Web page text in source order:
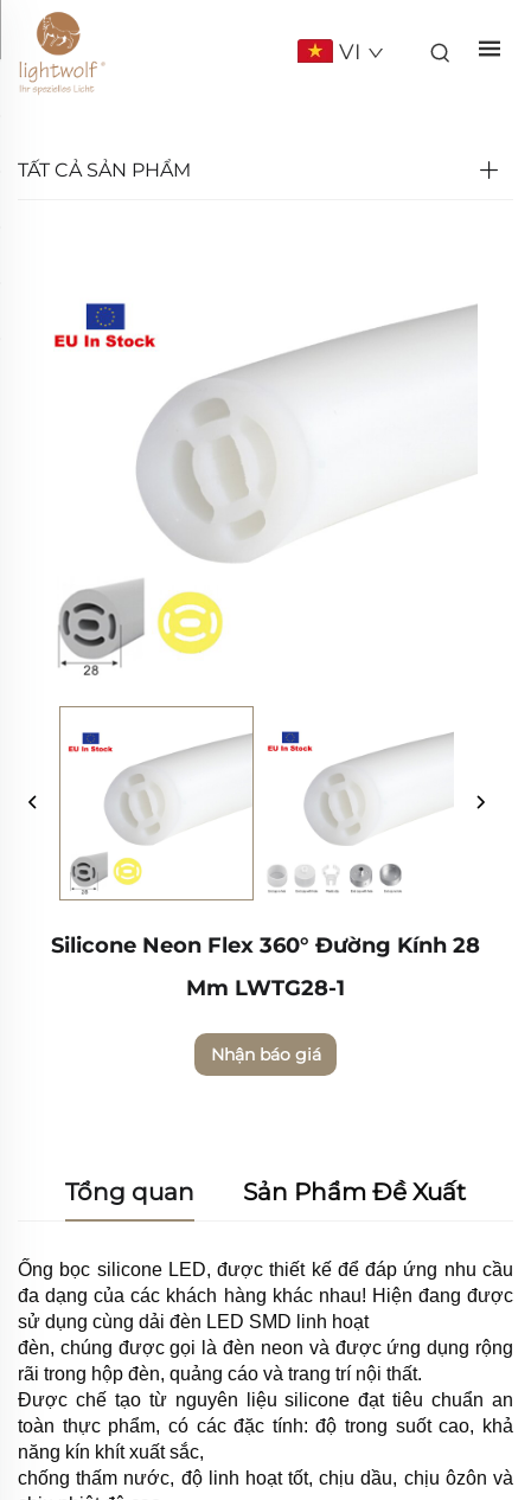
VI
TẤT CẢ SẢN PHẨM
Silicone Neon Flex 360° Đường Kính 28
Mm LWTG28-1
Nhận báo giá
Tổng quan Sản Phẩm Đề Xuất
Ống bọc silicone LED, được thiết kế để đáp ứng nhu cầu
đa dạng của các khách hàng khác nhau! Hiện đang được
sử dụng cùng dải đèn LED SMD linh hoạt
đèn, chúng được gọi là đèn neon và được ứng dụng rộng
rãi trong hộp đèn, quảng cáo và trang trí nội thất.
Được chế tạo từ nguyên liệu silicone đạt tiêu chuẩn an
toàn thực phẩm, có các đặc tính: độ trong suốt cao, khả
năng kín khít xuất sắc,
chống thấm nước, độ linh hoạt tốt, chịu dầu, chịu ôzôn và